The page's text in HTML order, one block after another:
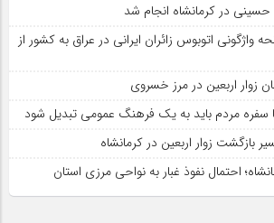
حسینی در کرمانشاه انجام شد
سانحه واژگونی اتوبوس زائران ایرانی در عراق به کشور از
زوار اربعین در مرز خسروی
تا سفره مردم باید به یک فرهنگ عمومی تبدیل شود
بازگشت زوار اربعین در کرمانشاه
احتمال نفوذ غبار به نواحی مرزی استان